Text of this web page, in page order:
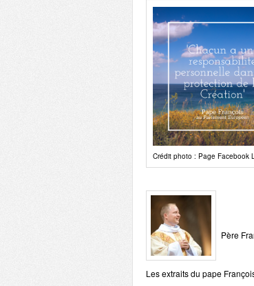
Crédit photo : Page Facebook
Père
Les extraits du pape